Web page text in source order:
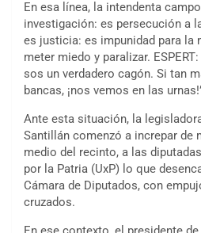
En esa línea, la intendenta
investigación: es persecución a
es justicia: es impunidad para la
meter miedo y paralizar.
sos un verdadero cagón. Si tan
bancas, ¡nos vemos en las
Ante esta situación, la
Santillán comenzó a increpar de
medio del recinto, a las
por la Patria (UxP) lo que
Cámara de Diputados, con
cruzados.